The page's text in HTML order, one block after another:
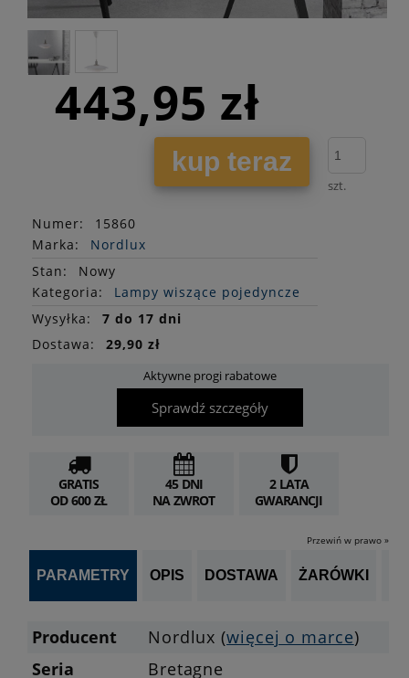
443,95 zł
kup teraz
szt.
Numer:
15860
Marka:
Nordlux
Stan:
Nowy
Kategoria:
Lampy wiszące pojedyncze
Wysyłka:
7 do 17 dni
Dostawa:
29,90 zł
Aktywne progi rabatowe
Sprawdź szczegóły
GRATIS
OD 600 ZŁ
45 DNI
NA ZWROT
2 LATA
GWARANCJI
Przewiń w prawo »
PARAMETRY OPIS DOSTAWA ŻARÓWKI
Producent Nordlux (więcej o marce)
Seria
Bretagne